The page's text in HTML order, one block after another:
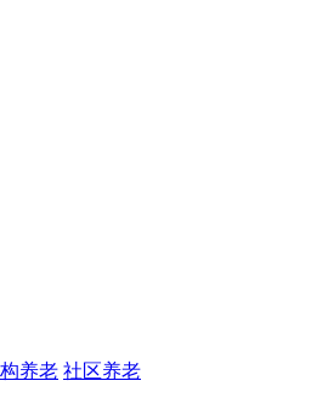
养老 社区养老